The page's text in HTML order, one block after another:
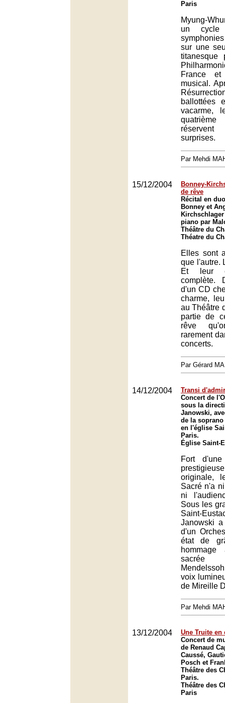
Paris
Myung-
un cycle
sur une
titanesque
France
musical.
ballottées
vacarme,
surprises.
Par Mehdi
15/12/2004
Bonney-
de rêve
Récital en
Bonney et
piano par
Théâtre du
Théatre du
Elles sont
que l'autre.
Et leur
complète.
d'un CD
charme,
au Théâtre
partie de
rêve
rarement
concerts.
Par Gérard
14/12/2004
Transi
Concert de
sous la
Janowski,
de la
en l'église
Paris.
Église Saint-
Fort d'une
originale,
Sacré n'a
ni
Sous les
Saint-
Janowski
d'un
état de
voix
de Mireille
Par Mehdi
13/12/2004
Une Truite en
Concert de
de Renaud
Caussé,
Posch et
Théâtre des
Paris.
Théâtre des
Paris